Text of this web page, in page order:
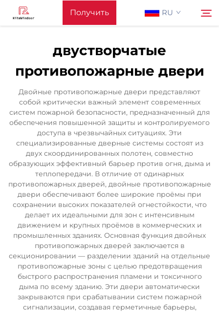
Получить RU
Главная Страница
Поддерживать
Produkty
Применение
Новости
Связаться С Нами
Поиск
двустворчатые
противопожарные двери
Двойные противопожарные двери представляют
собой критически важный элемент современных
систем пожарной безопасности, предназначенный для
обеспечения повышенной защиты и контролируемого
доступа в чрезвычайных ситуациях. Эти
специализированные дверные системы состоят из
двух скоординированных полотен, совместно
образующих эффективный барьер против огня, дыма и
теплопередачи. В отличие от одинарных
противопожарных дверей, двойные противопожарные
двери обеспечивают более широкие проёмы при
сохранении высоких показателей огнестойкости, что
делает их идеальными для зон с интенсивным
движением и крупных проёмов в коммерческих и
промышленных зданиях. Основная функция двойных
противопожарных дверей заключается в
секционировании — разделении зданий на отдельные
противопожарные зоны с целью предотвращения
быстрого распространения пламени и токсичного
дыма по всему зданию. Эти двери автоматически
закрываются при срабатывании систем пожарной
сигнализации, создавая герметичные барьеры,